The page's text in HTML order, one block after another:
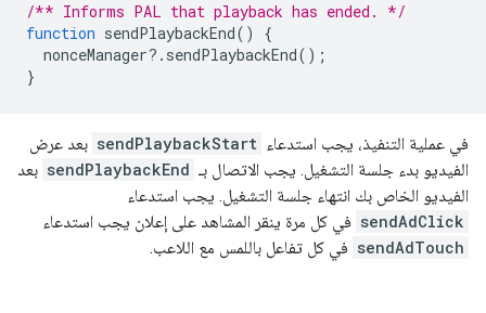
/** Informs PAL that playback has ended. */
function sendPlaybackEnd()
{
nonceManager? . sendPlaybackEnd();
}
في عملية التنفيذ، يجب استدعاء sendPlaybackStart بعد عرض
الفيديو بدء جلسة التشغيل. يجب الاتصال بـ sendPlaybackEnd بعد
الفيديو الخاص بك انتهاء جلسة التشغيل. يجب استدعاء
sendAdClick في كل مرة ينقر المشاهد على إعلان يجب استدعاء
sendAdTouch في كل تفاعل باللمس مع اللاعب.